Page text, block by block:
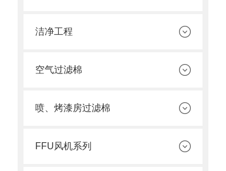
洁净工程
空气过滤棉
喷、烤漆房过滤棉
FFU风机系列